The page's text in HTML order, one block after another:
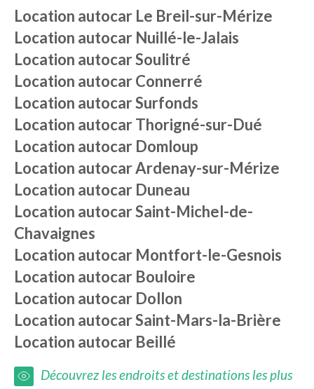
Location autocar Le Breil-sur-Mérize
Location autocar Nuillé-le-Jalais
Location autocarSoulitré
Location autocarConnerré
Location autocarSurfonds
Location autocarThorigné-sur-Dué
Location autocar Domloup
Location autocarArdenay-sur-Mérize
Location autocar Duneau
Location autocarSaint-Michel-de-
Chavaignes
Location autocar Montfort-le-Gesnois
Location autocar Bouloire
Location autocar Dollon
Location autocarSaint-Mars-la-Brière
Location autocar Beillé
Découvrez les endroits et destinations les plus